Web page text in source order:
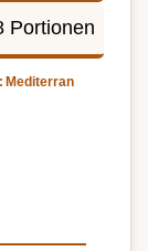
Portionen
Mediterran